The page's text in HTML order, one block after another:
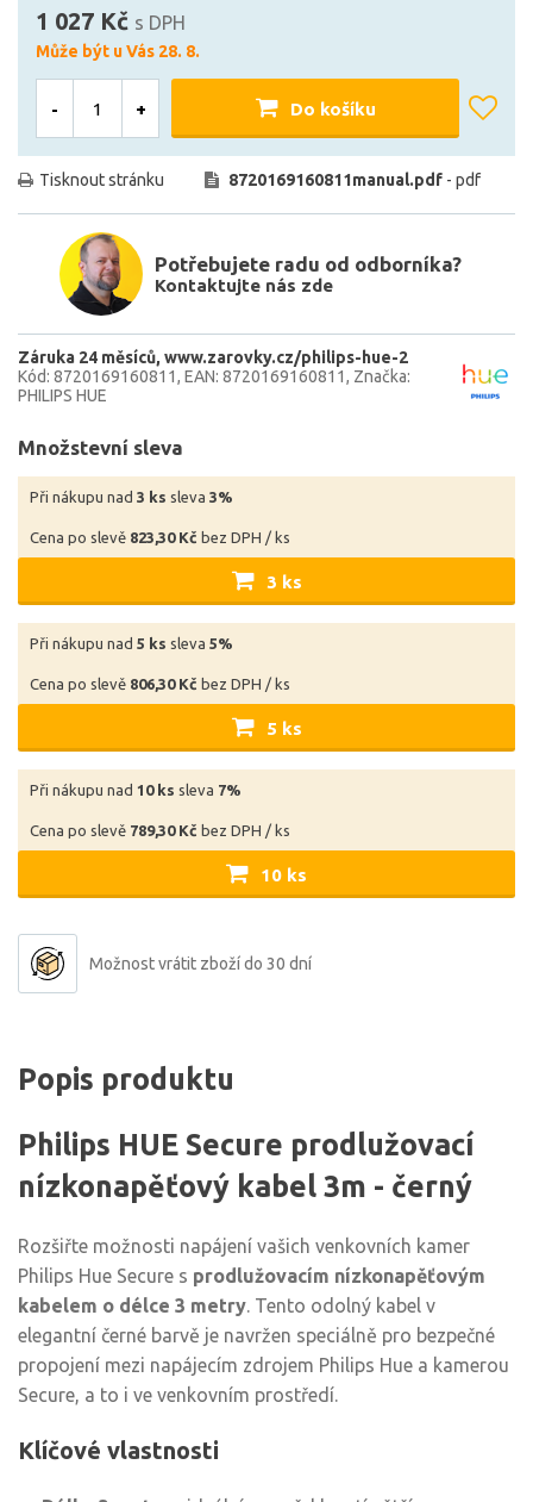
1 027 Kč s DPH
Může být u Vás 28. 8.
- + Do košíku
Tisknout stránku 8720169160811manual.pdf - pdf
Potřebujete radu od odborníka?
Kontaktujte nás zde
Záruka 24 měsíců www.zarovky.cz/philips-hue-2
Kód: 8720169160811 EAN: 8720169160811
Značka:
PHILIPS HUE
Množstevní sleva
Při nákupu nad 3 ks sleva 3%
Cena po slevě 823,30 Kč bez DPH / ks
3 ks
Při nákupu nad 5 ks sleva 5%
Cena po slevě 806,30 Kč bez DPH / ks
5 ks
Při nákupu nad 10 ks sleva 7%
Cena po slevě 789,30 Kč bez DPH / ks
10 ks
Možnost vrátit zboží do 30 dní
Popis produktu
Philips HUE Secure prodlužovací
nízkonapěťový kabel 3m - černý
Rozšiřte možnosti napájení vašich venkovních kamer
Philips Hue Secure s prodlužovacím nízkonapěťovým
kabelem o délce 3 metry. Tento odolný kabel v
elegantní černé barvě je navržen speciálně pro bezpečné
propojení mezi napájecím zdrojem Philips Hue a kamerou
Secure, a to i ve venkovním prostředí.
Klíčové vlastnosti